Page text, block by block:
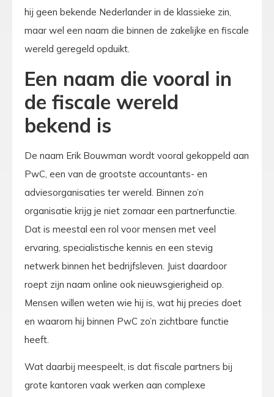
hij geen bekende Nederlander in de klassieke zin,
maar wel een naam die binnen de zakelijke en fiscale
wereld geregeld opduikt.
Een naam die vooral in
de fiscale wereld
bekend is
De naam Erik Bouwman wordt vooral gekoppeld aan
PwC, een van de grootste accountants- en
adviesorganisaties ter wereld. Binnen zo’n
organisatie krijg je niet zomaar een partnerfunctie.
Dat is meestal een rol voor mensen met veel
ervaring, specialistische kennis en een stevig
netwerk binnen het bedrijfsleven. Juist daardoor
roept zijn naam online ook nieuwsgierigheid op.
Mensen willen weten wie hij is, wat hij precies doet
en waarom hij binnen PwC zo’n zichtbare functie
heeft.
Wat daarbij meespeelt, is dat fiscale partners bij
grote kantoren vaak werken aan complexe